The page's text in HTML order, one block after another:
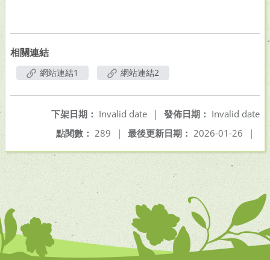
相關連結
網站連結1 網站連結2
發佈日期： Invalid date
下架日期： Invalid date
|
最後更新日期： 2026-01-26 |
點閱數： 289 |